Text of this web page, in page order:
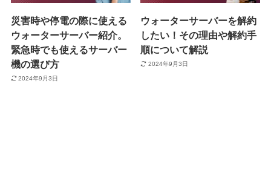
災害時や停電の際に使える
ウォーターサーバー紹介。
緊急時でも使えるサーバー
機の選び方
2024年9月3日
ウォーターサーバーを解約
したい！その理由や解約手
順について解説
2024年9月3日